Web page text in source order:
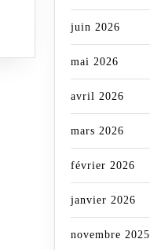
juin 2026
mai 2026
avril 2026
mars 2026
février 2026
janvier 2026
novembre 2025